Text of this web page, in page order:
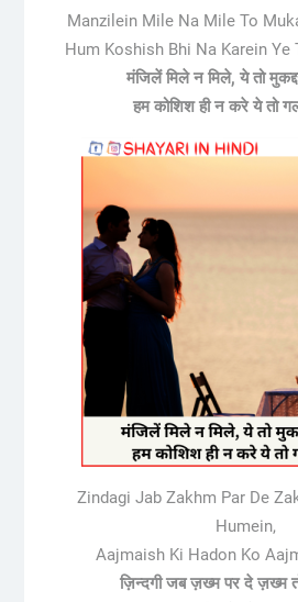
Manzilein Mile Na Mile To
Hum Koshish Bhi Na Karein Ye
मंजिलें मिले न मिले, ये तो
हम कोशिश ही न करे ये तो
Zindagi Jab Zakhm Par De
Humein,
Aajmaish Ki Hadon Ko
ज़िन्दगी जब ज़ख्म पर दे ज़ख्म